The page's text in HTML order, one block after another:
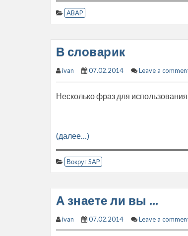
ABAP
В словарик
ivan 07.02.2014 Leave a
Несколько фраз для
(далее…)
Вокруг SAP
А знаете ли вы …
ivan 07.02.2014 Leave a